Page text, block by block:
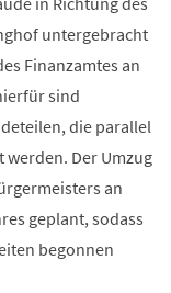
untergebracht
Finanzamtes an
sind
die parallel
Der Umzug
an
geplant, sodass
begonnen